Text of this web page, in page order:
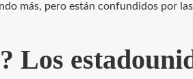
más, pero están confundidos por
Los